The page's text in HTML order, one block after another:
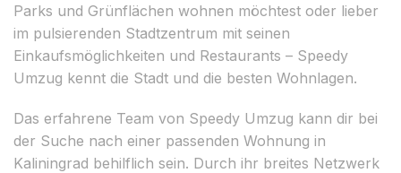
Parks und Grünflächen wohnen möchtest oder lieber
im pulsierenden Stadtzentrum mit seinen
Einkaufsmöglichkeiten und Restaurants – Speedy
Umzug kennt die Stadt und die besten Wohnlagen.
Das erfahrene Team von Speedy Umzug kann dir bei
der Suche nach einer passenden Wohnung in
Kaliningrad behilflich sein. Durch ihr breites Netzwerk